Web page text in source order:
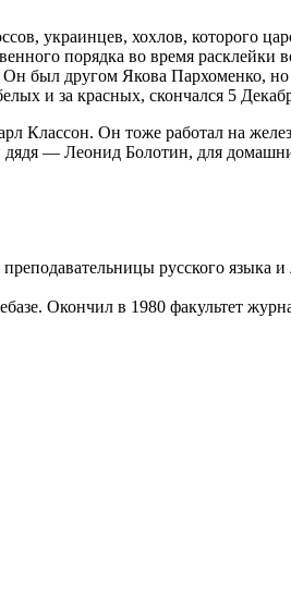
украинцев, хохлов, которого
порядка во время
другом Якова Пархоменко,
и за красных, скончался 5
Он тоже работал на
— Леонид Болотин, для
русского
Окончил в 1980 факультет